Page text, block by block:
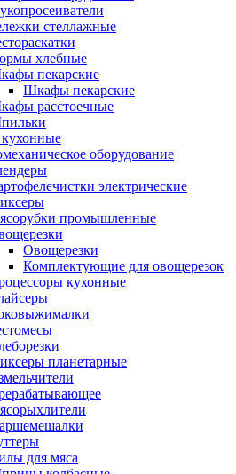
стеллажные
хлебные
пекарские
Шкафы пекарские
расстоечные
оборудование
электрические
промышленные
Овощерезки
Комплектующие для овощерезок
кухонные
планетарные
для мяса